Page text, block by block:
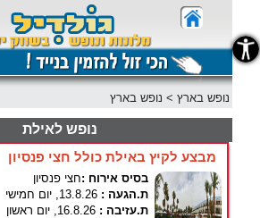
נופש בארץ > נופש בארץ
נופש לאילת
מבצע לקיץ באילת כולל חצי פנסיון
בסיס אירוח :חצי פנסיון
ת.הגעה : 13.8.26, יום חמישי
ת.עזיבה : 16.8.26, יום ראשון
נגישות